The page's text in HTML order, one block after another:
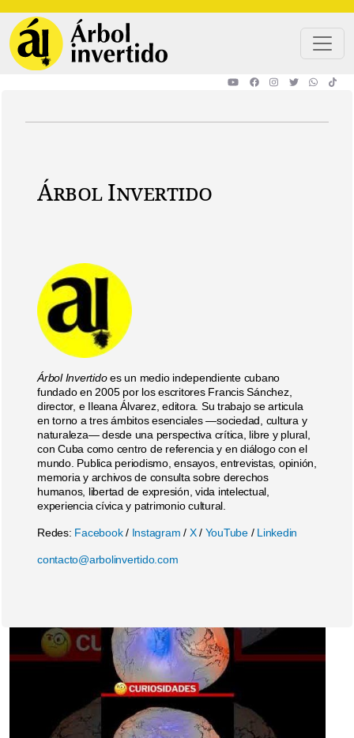
Árbol Invertido
Árbol Invertidoes un medio independiente cubano
fundado en 2005 por los escritores Francis Sánchez,
director, e Ileana Álvarez, editora. Su trabajo se articula
en torno a tres ámbitos esenciales —sociedad, cultura y
naturaleza— desde una perspectiva crítica, libre y plural,
con Cuba como centro de referencia y en diálogo con el
mundo. Publica periodismo, ensayos, entrevistas, opinión,
memoria y archivos de consulta sobre derechos
humanos, libertad de expresión, vida intelectual,
experiencia cívica y patrimonio cultural.
Redes: Facebook/ Instagram / X/ YouTube / Linkedin
contacto@arbolinvertido.com